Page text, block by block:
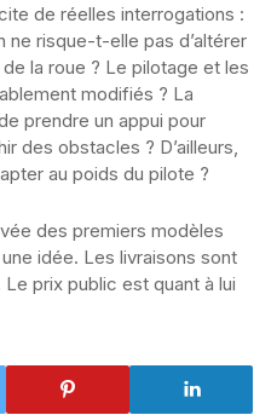
de réelles interrogations :
ne risque-t-elle pas d’altérer
la roue ? Le pilotage et les
modifiés ? La
prendre un appui pour
des obstacles ? D’ailleurs,
au poids du pilote ?
des premiers modèles
idée. Les livraisons sont
prix public est quant à lui